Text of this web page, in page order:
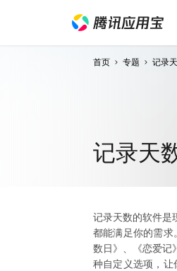
首页 专题 记录
记录天
记录天数的软件是
都能满足你的需求
数日》、《恋爱记
种自定义选项，让